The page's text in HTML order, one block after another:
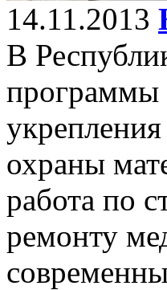
14.11.2013
В
программы
охраны
работа по
ремонту